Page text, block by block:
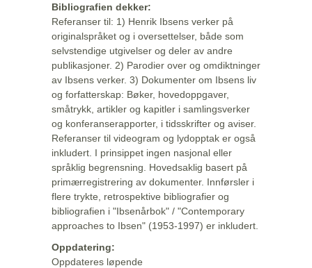
Bibliografien dekker:
Referanser til: 1) Henrik Ibsens verker på
originalspråket og i oversettelser, både som
selvstendige utgivelser og deler av andre
publikasjoner. 2) Parodier over og omdiktninger
av Ibsens verker. 3) Dokumenter om Ibsens liv
og forfatterskap: Bøker, hovedoppgaver,
småtrykk, artikler og kapitler i samlingsverker
og konferanserapporter, i tidsskrifter og aviser.
Referanser til videogram og lydopptak er også
inkludert. I prinsippet ingen nasjonal eller
språklig begrensning. Hovedsaklig basert på
primærregistrering av dokumenter. Innførsler i
flere trykte, retrospektive bibliografier og
bibliografien i "Ibsenårbok" / "Contemporary
approaches to Ibsen" (1953-1997) er inkludert.
Oppdatering:
Oppdateres løpende